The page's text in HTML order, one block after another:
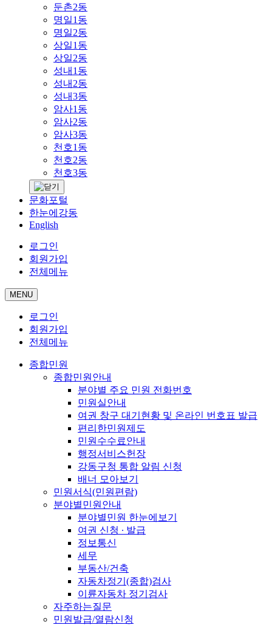
둔촌2동
명일1동
명일2동
상일1동
상일2동
성내1동
성내2동
성내3동
암사1동
암사2동
암사3동
천호1동
천호2동
천호3동
문화포털
한눈에강동
English
로그인
회원가입
전체메뉴
MENU
로그인
회원가입
전체메뉴
종합민원
종합민원안내
분야별 주요 민원 전화번호
민원실안내
여권 창구 대기현황 및 온라인 번호표 발급
편리한민원제도
민원수수료안내
행정서비스헌장
강동구청 통합 알림 신청
배너 모아보기
민원서식(민원편람)
분야별민원안내
분야별민원 한눈에보기
여권 신청 ∙ 발급
정보통신
세무
부동산/건축
자동차정기(종합)검사
이륜자동차 정기검사
자주하는질문
민원발급/열람신청